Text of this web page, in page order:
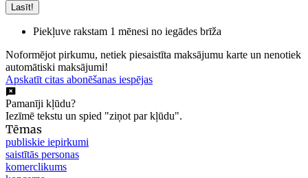
Lasīt!
Piekļuve rakstam 1 mēnesi no iegādes brīža
Noformējot pirkumu, netiek piesaistīta maksājumu karte un nenotiek
automātiski maksājumi!
Apskatīt citas abonēšanas iespējas
Pamanīji kļūdu?
Iezīmē tekstu un spied "ziņot par kļūdu".
Tēmas
publiskie iepirkumi
saistītās personas
komerclikums